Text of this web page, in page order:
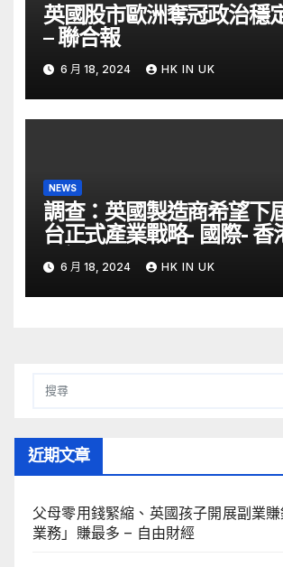
英國股市歐洲奪冠政治穩
– 聯合報
6 月 18, 2024 HK IN UK
NEWS
調查：英國製造商希望下
台正式產業戰略- 國際- 香
– 文匯報
6 月 18, 2024 HK IN UK
近期文章
父母零用錢緊縮、英國孩子開展副業
業務」賺最多 – 自由財經